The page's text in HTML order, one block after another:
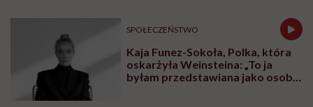
SPOŁECZEŃSTWO
Kaja Funez-Sokoła, Polka, która
oskarżyła Weinsteina: „To ja
byłam przedstawiana jako osoba,